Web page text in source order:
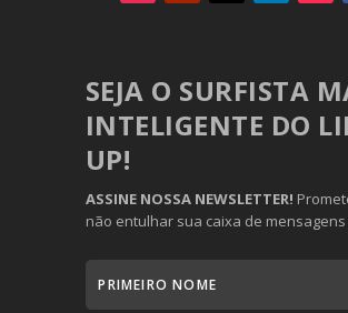
SEJA O SURFISTA
INTELIGENTE DO
UP!
ASSINE NOSSA NEWSLETTER!
não entulhar sua caixa de